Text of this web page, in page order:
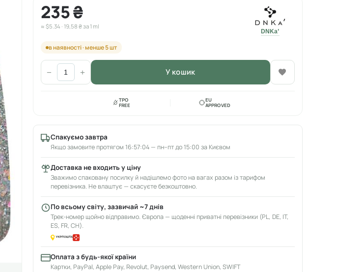
235 ₴
≈ $5.34 · 19,58 ₴ за 1 ml
DNKa’
в наявності · менше 5 шт
− + У кошик
TPO
FREE
EU
APPROVED
Спакуємо завтра
Якщо замовите протягом 16:57:03 — пн–пт до 15:00 за Києвом
Доставка не входить у ціну
Зважимо спаковану посилку й надішлемо фото на вагах разом із тарифом
перевізника. Не влаштує — скасуєте безкоштовно.
По всьому світу, зазвичай ~7 днів
Трек-номер щойно відправимо. Європа — щоденні приватні перевізники (PL, DE, IT,
ES, FR, CH).
Оплата з будь-якої країни
Картки, PayPal, Apple Pay, Revolut, Paysend, Western Union, SWIFT